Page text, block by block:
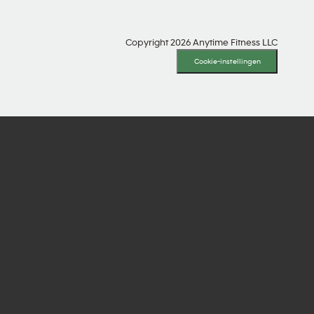
Copyright 2026 Anytime Fitness LLC
Cookie-instellingen